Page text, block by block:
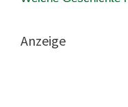
Anzeige